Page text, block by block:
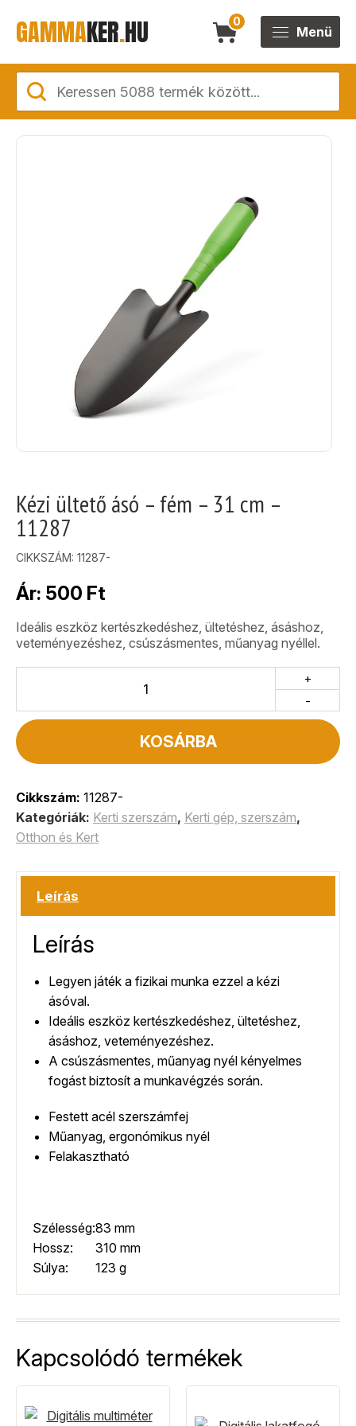
GAMMAKER.HU 0
Menü
Kézi ültető ásó – fém – 31 cm –
11287
CIKKSZÁM: 11287-
Ár: 500 Ft
Ideális eszköz kertészkedéshez, ültetéshez, ásáshoz,
veteményezéshez, csúszásmentes, műanyag nyéllel.
-
+
KOSÁRBA
Cikkszám: 11287-
Kategóriák: Kerti szerszám, Kerti gép, szerszám,
Otthon és Kert
Leírás
Leírás
Legyen játék a fizikai munka ezzel a kézi
ásóval.
Ideális eszköz kertészkedéshez, ültetéshez,
ásáshoz, veteményezéshez.
A csúszásmentes, műanyag nyél kényelmes
fogást biztosít a munkavégzés során.
Festett acél szerszámfej
Műanyag, ergonómikus nyél
Felakasztható
Szélesség:83 mm
Hossz:
310 mm
Súlya:
123 g
Kapcsolódó termékek